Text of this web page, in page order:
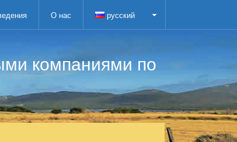
О нас русский
компаниями по